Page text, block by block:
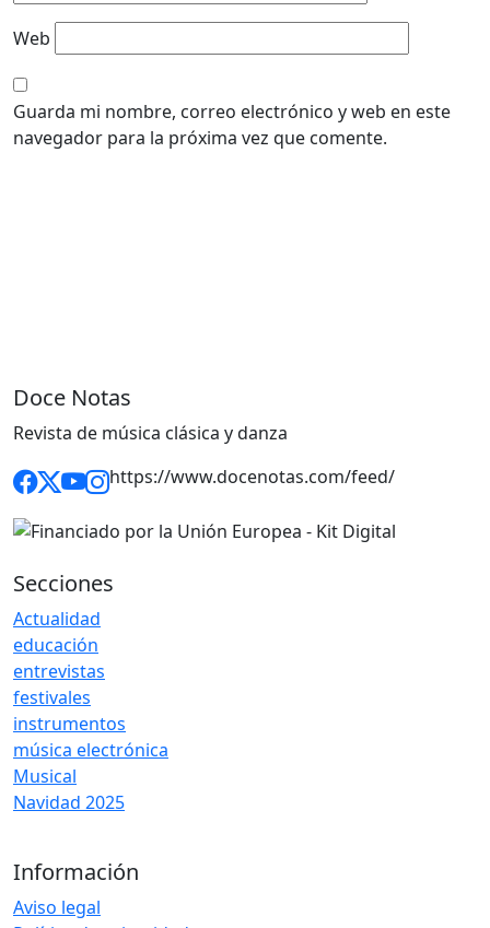
Web
Guarda mi nombre, correo electrónico y web en este
navegador para la próxima vez que comente.
Doce Notas
Revista de música clásica y danza
https://www.docenotas.com/feed/
Secciones
Actualidad
educación
entrevistas
festivales
instrumentos
música electrónica
Musical
Navidad 2025
Información
Aviso legal